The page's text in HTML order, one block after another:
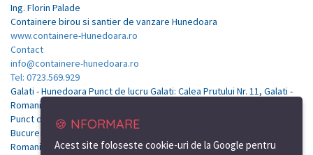
Ing. Florin Palade
Containere birou si santier de vanzare Hunedoara
www.containere-Hunedoara.ro
Contact
info@containere-hunedoara.ro
Tel: 0723.569.929
Galati - Hunedoara Punct de lucru Galati: Calea Prutului Nr. 11, Galati -
Romania
Punct de lucru Bucuresti: Soseaua de centura, nr.12, km.7, Tunari-
Bucuresti
Romania
🍪 NFORMARE
Acest site foloseste cookie-uri de la Google pentru